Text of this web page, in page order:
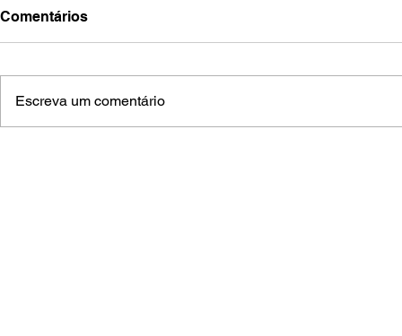
Comentários
Escreva um comentário